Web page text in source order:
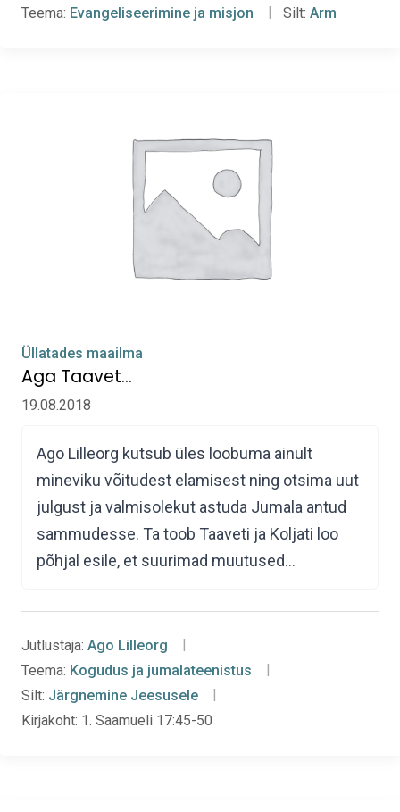
Teema: Evangeliseerimine ja misjon Silt: Arm
Üllatades maailma
Aga Taavet…
19.08.2018
Ago Lilleorg kutsub üles loobuma ainult
mineviku võitudest elamisest ning otsima uut
julgust ja valmisolekut astuda Jumala antud
sammudesse. Ta toob Taaveti ja Koljati loo
põhjal esile, et suurimad muutused…
Jutlustaja: Ago Lilleorg
Teema: Kogudus ja jumalateenistus
Silt: Järgnemine Jeesusele
Kirjakoht: 1. Saamueli 17:45-50